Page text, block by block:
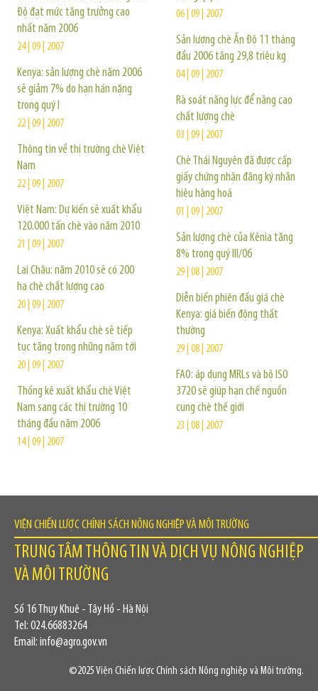
Độ đạt mức tăng trưởng cao
nhất năm 2006
24 | 09 | 2007
Kenya: sản lượng chè năm 2006
sẽ giảm 7% do hạn hán nặng
trong quý I
22 | 09 | 2007
Thông tin về thị trường chè Việt
Nam
22 | 09 | 2007
Việt Nam: Dự kiến sẽ xuất khẩu
120.000 tấn chè vào năm 2010
21 | 09 | 2007
Lai Châu: năm 2010 sẽ có 200
ha chè chất lượng cao
20 | 09 | 2007
Kenya: Xuất khẩu chè sẽ tiếp
tục tăng trong những năm tới
20 | 09 | 2007
Thống kê xuất khẩu chè Việt
Nam sang các thị trường 10
tháng đầu năm 2006
14 | 09 | 2007
06 | 09 | 2007
Sản lượng chè Ấn Độ 11 tháng
đầu 2006 tăng 29,8 triệu kg
04 | 09 | 2007
Rà soát năng lực để nâng cao
chất lượng chè
03 | 09 | 2007
Chè Thái Nguyên đã được cấp
giấy chứng nhận đăng ký nhãn
hiệu hàng hoá
01 | 09 | 2007
Sản lượng chè của Kênia tăng
8% trong quý III/06
29 | 08 | 2007
Diễn biến phiên đấu giá chè
Kenya: giá biến động thất
thường
29 | 08 | 2007
FAO: áp dụng MRLs và bộ ISO
3720 sẽ giúp hạn chế nguồn
cung chè thế giới
23 | 08 | 2007
VIỆN CHIẾN LƯỢC CHÍNH SÁCH NÔNG NGHIỆP VÀ MÔI TRƯỜNG
TRUNG TÂM THÔNG TIN VÀ DỊCH VỤ NÔNG NGHIỆP
VÀ MÔI TRƯỜNG
Số 16 Thụy Khuê - Tây Hồ - Hà Nội
Tel: 024.66883264
Email: info@agro.gov.vn
©2025 Viện Chiến lược Chính sách Nông nghiệp và Môi trường.